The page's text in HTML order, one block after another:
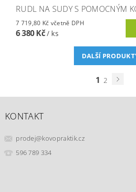
RUDL NA SUDY S POMOCNÝM
7 719,80 Kč včetně DPH
6 380 Kč/ ks
DALŠÍ
1 2
KONTAKT
prodej@kovopraktik.cz
596 789 334